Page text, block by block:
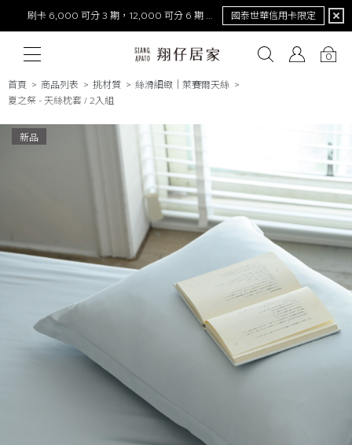
NEW！激涼熊冷。重磅回歸 去年銷量破萬件！
0
# 保潔墊 # 素色
首頁 商品列表 挑材質
絲滑細緻｜萊賽爾天絲
夏之祭 - 天絲枕套 / 2入組
新品